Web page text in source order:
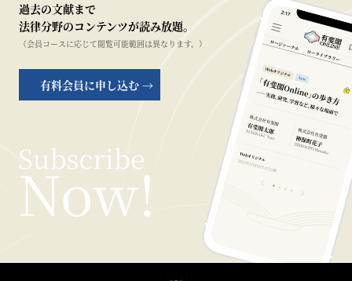
過去の文献まで
法律分野のコンテンツが読み放題。
（会員コースに応じて閲覧可能範囲は異なります。）
有料会員に申し込む →